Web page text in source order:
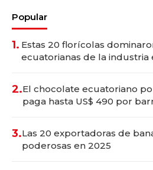
Popular
1. Estas 20 florícolas
ecuatorianas de la industria
2.El chocolate ecuatoriano
paga hasta US$ 490 por
3.Las 20 exportadoras de
poderosas en 2025